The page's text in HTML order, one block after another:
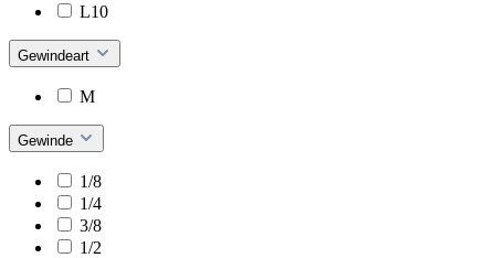
L10
Gewindeart
M
Gewinde
1/8
1/4
3/8
1/2